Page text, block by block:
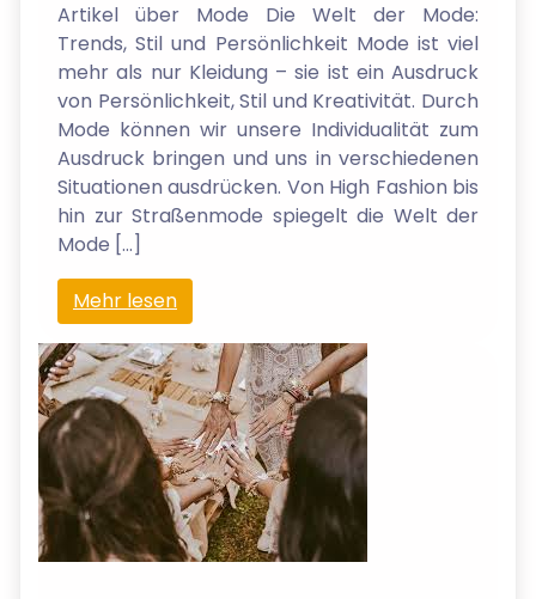
Artikel über Mode Die Welt der Mode:
Trends, Stil und Persönlichkeit Mode ist viel
mehr als nur Kleidung – sie ist ein Ausdruck
von Persönlichkeit, Stil und Kreativität. Durch
Mode können wir unsere Individualität zum
Ausdruck bringen und uns in verschiedenen
Situationen ausdrücken. Von High Fashion bis
hin zur Straßenmode spiegelt die Welt der
Mode […]
Mehr lesen